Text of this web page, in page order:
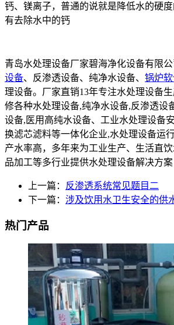
钙、镁离子，普通的说就是降低水的硬
有去除水中的钙
青岛水处理设备厂家碧海净化设备有限
设备、反渗透设备、纯净水设备、 锅炉
理设备。厂家直销13年专注水处理设备
修各种水处理设备,纯净水设备,反渗透设
设备,医用高纯水设备、工业水处理设备
换滤芯滤料等一体化企业,水处理设备运
产水率高，多年来为工业生产、生活直
品加工等多行业提供水处理设备解决方案
上一篇：
反渗透系统常见题目二
下一篇： 涉及饮用水卫生安全的供
热门产品